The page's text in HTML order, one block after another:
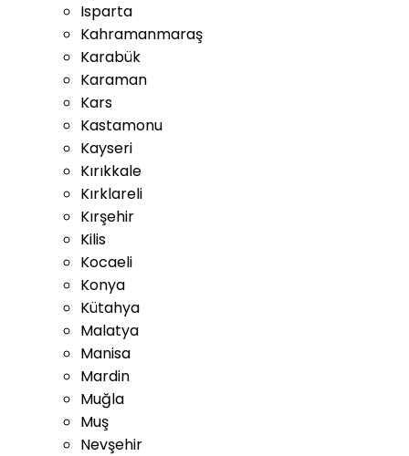
Isparta
Kahramanmaraş
Karabük
Karaman
Kars
Kastamonu
Kayseri
Kırıkkale
Kırklareli
Kırşehir
Kilis
Kocaeli
Konya
Kütahya
Malatya
Manisa
Mardin
Muğla
Muş
Nevşehir